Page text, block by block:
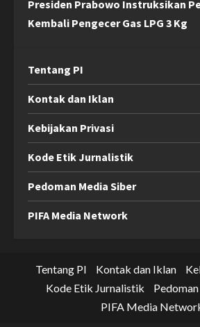
Presiden Prabowo Instruksikan
Kembali Pengecer Gas LPG 3 Kg
Tentang PI
Kontak dan Iklan
Kebijakan Privasi
Kode Etik Jurnalistik
Pedoman Media Siber
PIFA Media Network
Tentang PI Kontak dan Iklan
Kode Etik Jurnalistik
PIFA Media